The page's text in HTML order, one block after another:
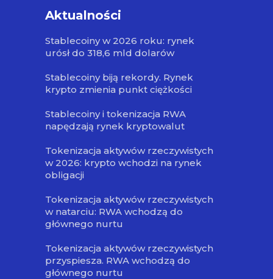
Aktualności
Stablecoiny w 2026 roku: rynek
urósł do 318,6 mld dolarów
Stablecoiny biją rekordy. Rynek
krypto zmienia punkt ciężkości
Stablecoiny i tokenizacja RWA
napędzają rynek kryptowalut
Tokenizacja aktywów rzeczywistych
w 2026: krypto wchodzi na rynek
obligacji
Tokenizacja aktywów rzeczywistych
w natarciu: RWA wchodzą do
głównego nurtu
Tokenizacja aktywów rzeczywistych
przyspiesza. RWA wchodzą do
głównego nurtu